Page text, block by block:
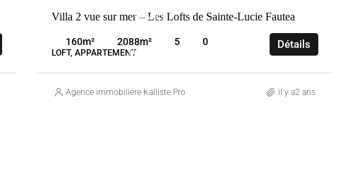
FRANCE
LUCIE-DE-
VECCHIO
Villa 2 vue sur mer – Les Lofts de Sainte-Lucie Fautea
160m² 2088m² 5 0
LOFT, APPARTEMENT
Détails
Agence immobilière Kalliste Properties il y a2 ans